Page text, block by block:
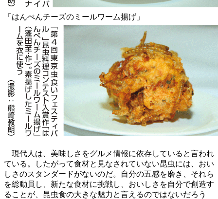
「はんぺんチーズのミールワーム揚げ」
現代人は、美味しさをグルメ情報に依存していると言われ
ている。したがって食材と見なされていない昆虫には、おい
しさのスタンダードがないのだ。自分の五感を磨き、それら
を総動員し、新たな食材に挑戦し、おいしさを自分で創造す
ることが、昆虫食の大きな魅力と言えるのではないだろう